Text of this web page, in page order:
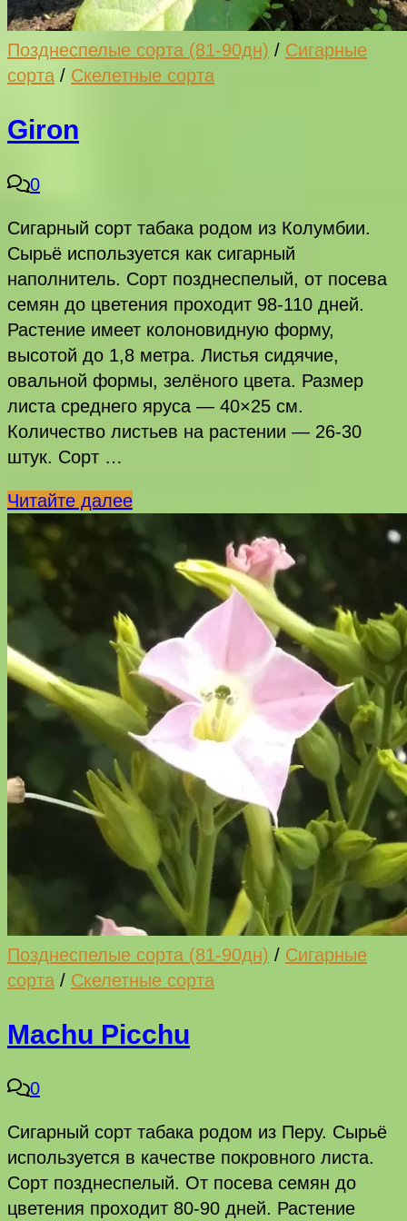
Позднеспелые сорта (81-90дн) / Сигарные
сорта / Скелетные сорта
Giron
0
Сигарный сорт табака родом из Колумбии.
Сырьё используется как сигарный
наполнитель. Сорт позднеспелый, от посева
семян до цветения проходит 98-110 дней.
Растение имеет колоновидную форму,
высотой до 1,8 метра. Листья сидячие,
овальной формы, зелёного цвета. Размер
листа среднего яруса — 40×25 см.
Количество листьев на растении — 26-30
штук. Сорт …
Giron
Читайте далее
Позднеспелые сорта (81-90дн) / Сигарные
сорта / Скелетные сорта
Machu Picchu
0
Сигарный сорт табака родом из Перу. Сырьё
используется в качестве покровного листа.
Сорт позднеспелый. От посева семян до
цветения проходит 80-90 дней. Растение